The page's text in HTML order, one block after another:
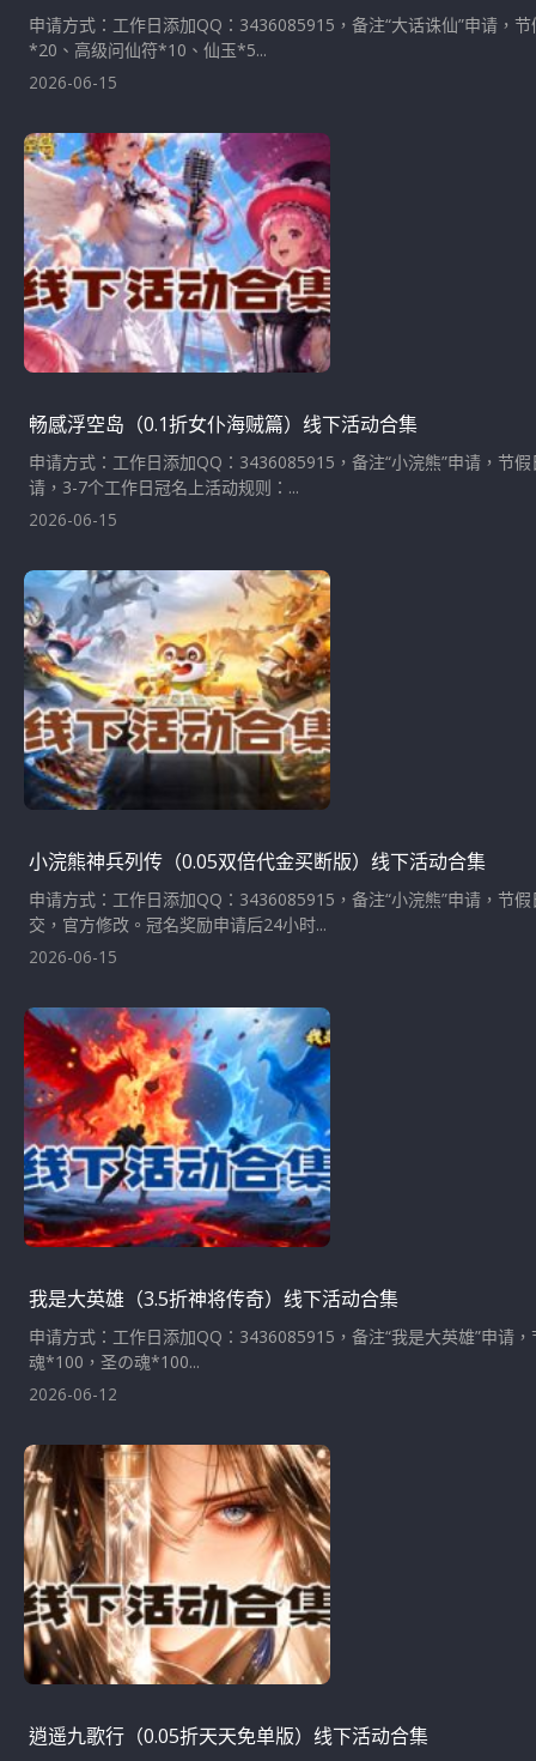
申请方式：工作日添加QQ：3436085915，备注“大话诛仙”申请，
*20、高级问仙符*10、仙玉*5...
2026-06-15
畅感浮空岛（0.1折女仆海贼篇）线下活动合集
申请方式：工作日添加QQ：3436085915，备注“小浣熊”申请，节
请，3-7个工作日冠名上活动规则：...
2026-06-15
小浣熊神兵列传（0.05双倍代金买断版）线下活动合集
申请方式：工作日添加QQ：3436085915，备注“小浣熊”申请，节
交，官方修改。冠名奖励申请后24小时...
2026-06-15
我是大英雄（3.5折神将传奇）线下活动合集
申请方式：工作日添加QQ：3436085915，备注“我是大英雄”申请
魂*100，圣の魂*100...
2026-06-12
逍遥九歌行（0.05折天天免单版）线下活动合集